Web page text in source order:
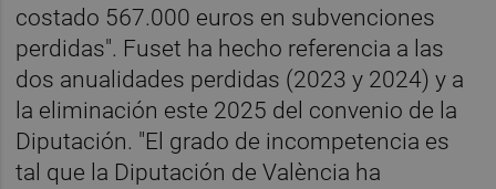
costado 567.000 euros en subvenciones
perdidas". Fuset ha hecho referencia a las
dos anualidades perdidas (2023 y 2024) y a
la eliminación este 2025 del convenio de la
Diputación. "El grado de incompetencia es
tal que la Diputación de València ha